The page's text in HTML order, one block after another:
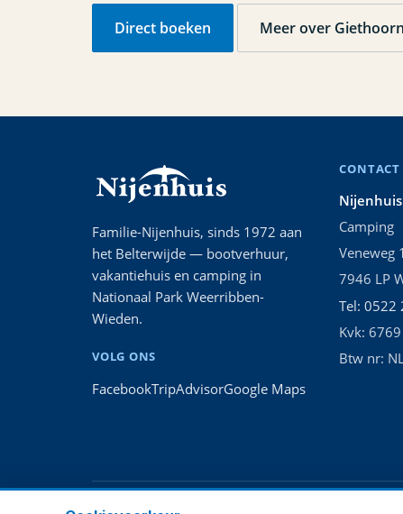
Direct boeken Meer over Giethoorn
Familie-Nijenhuis, sinds 1972 aan
het Belterwijde — bootverhuur,
vakantiehuis en camping in
Nationaal Park Weerribben-
Wieden.
VOLG ONS
FacebookTripAdvisorGoogle Maps
CONTACT
Camping
Veneweg
7946 LP
Tel: 0522
Kvk:
Btw nr: